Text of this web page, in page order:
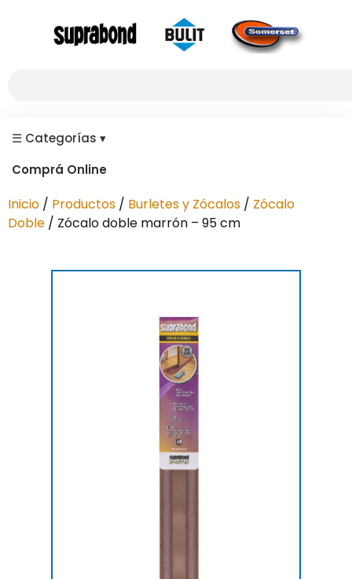
☰ Categorías ▾
Comprá Online
Inicio / Productos / Burletes y Zócalos / Zócalo
Doble / Zócalo doble marrón – 95 cm